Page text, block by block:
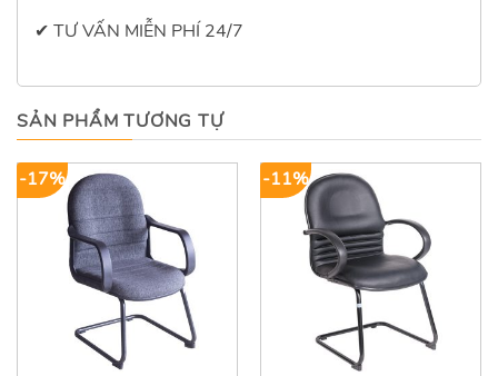
✔ TƯ VẤN MIỄN PHÍ 24/7
SẢN PHẨM TƯƠNG TỰ
-17% -11%